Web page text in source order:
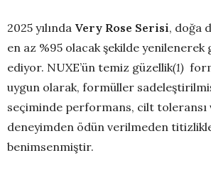
2025 yılında Very Rose Serisi, doğa
en az %95 olacak şekilde yenilenerek
ediyor. NUXE’ün temiz güzellik(1)
uygun olarak, formüller
seçiminde performans, cilt toleransı
deneyimden ödün verilmeden
benimsenmiştir.